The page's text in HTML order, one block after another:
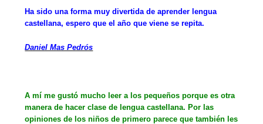
Ha sido una forma muy divertida de aprender lengua
castellana, espero que el año que viene se repita.
Daniel Mas Pedrós
A mí me gustó mucho leer a los pequeños porque es otra
manera de hacer clase de lengua castellana. Por las
opiniones de los niños de primero parece que también les